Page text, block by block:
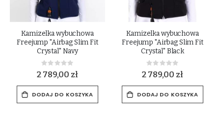
Kamizelka wybuchowa
Freejump "Airbag Slim Fit
Crystal" Navy
Rating:
0%
2 789,00 zł
DODAJ DO KOSZYKA
Kamizelka wybuchowa
Freejump "Airbag Slim Fit
Crystal" Black
Rating:
0%
2 789,00 zł
DODAJ DO KOSZYKA